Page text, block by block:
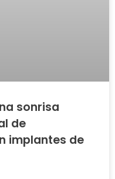
sonrisa
de
implantes de